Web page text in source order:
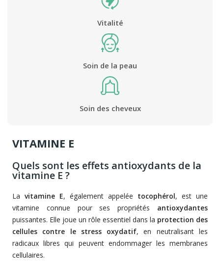
Vitalité
Soin de la peau
Soin des cheveux
VITAMINE E
Quels sont les effets antioxydants de la
vitamine E ?
La vitamine E, également appelée tocophérol, est une
vitamine connue pour ses propriétés antioxydantes
puissantes. Elle joue un rôle essentiel dans la protection des
cellules contre le stress oxydatif, en neutralisant les
radicaux libres qui peuvent endommager les membranes
cellulaires.